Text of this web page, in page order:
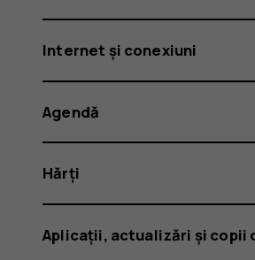
Internet și conexiuni
Agendă
Hărți
Aplicații, actualizări și copii